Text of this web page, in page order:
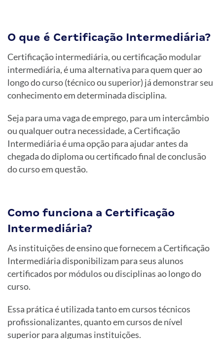
O que é Certificação Intermediária?
Certificação intermediária, ou certificação modular
intermediária, é uma alternativa para quem quer ao
longo do curso (técnico ou superior) já demonstrar seu
conhecimento em determinada disciplina.
Seja para uma vaga de emprego, para um intercâmbio
ou qualquer outra necessidade, a Certificação
Intermediária é uma opção para ajudar antes da
chegada do diploma ou certificado final de conclusão
do curso em questão.
Como funciona a Certificação
Intermediária?
As instituições de ensino que fornecem a Certificação
Intermediária disponibilizam para seus alunos
certificados por módulos ou disciplinas ao longo do
curso.
Essa prática é utilizada tanto em cursos técnicos
profissionalizantes, quanto em cursos de nível
superior para algumas instituições.